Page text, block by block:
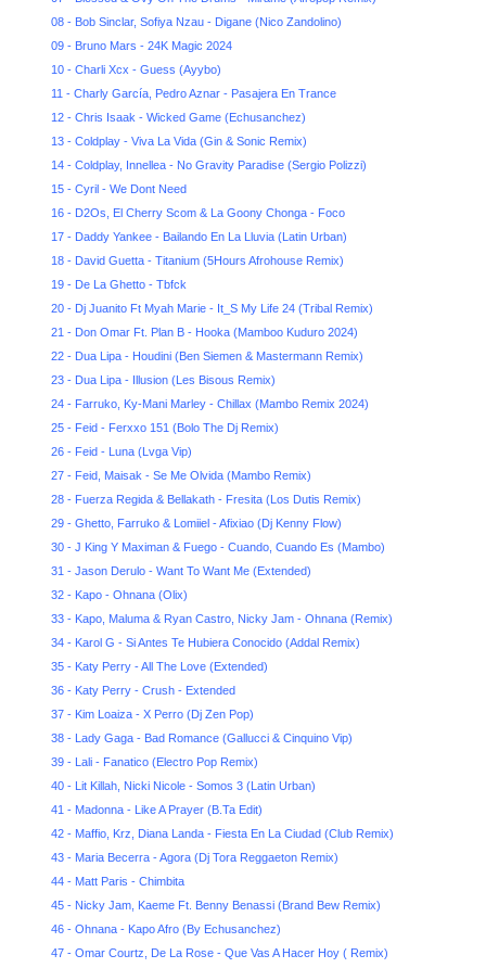
08 - Bob Sinclar, Sofiya Nzau - Digane (Nico Zandolino)
09 - Bruno Mars - 24K Magic 2024
10 - Charli Xcx - Guess (Ayybo)
11 - Charly García, Pedro Aznar - Pasajera En Trance
12 - Chris Isaak - Wicked Game (Echusanchez)
13 - Coldplay - Viva La Vida (Gin & Sonic Remix)
14 - Coldplay, Innellea - No Gravity Paradise (Sergio Polizzi)
15 - Cyril - We Dont Need
16 - D2Os, El Cherry Scom & La Goony Chonga - Foco
17 - Daddy Yankee - Bailando En La Lluvia (Latin Urban)
18 - David Guetta - Titanium (5Hours Afrohouse Remix)
19 - De La Ghetto - Tbfck
20 - Dj Juanito Ft Myah Marie - It_S My Life 24 (Tribal Remix)
21 - Don Omar Ft. Plan B - Hooka (Mamboo Kuduro 2024)
22 - Dua Lipa - Houdini (Ben Siemen & Mastermann Remix)
23 - Dua Lipa - Illusion (Les Bisous Remix)
24 - Farruko, Ky-Mani Marley - Chillax (Mambo Remix 2024)
25 - Feid - Ferxxo 151 (Bolo The Dj Remix)
26 - Feid - Luna (Lvga Vip)
27 - Feid, Maisak - Se Me Olvida (Mambo Remix)
28 - Fuerza Regida & Bellakath - Fresita (Los Dutis Remix)
29 - Ghetto, Farruko & Lomiiel - Afixiao (Dj Kenny Flow)
30 - J King Y Maximan & Fuego - Cuando, Cuando Es (Mambo)
31 - Jason Derulo - Want To Want Me (Extended)
32 - Kapo - Ohnana (Olix)
33 - Kapo, Maluma & Ryan Castro, Nicky Jam - Ohnana (Remix)
34 - Karol G - Si Antes Te Hubiera Conocido (Addal Remix)
35 - Katy Perry - All The Love (Extended)
36 - Katy Perry - Crush - Extended
37 - Kim Loaiza - X Perro (Dj Zen Pop)
38 - Lady Gaga - Bad Romance (Gallucci & Cinquino Vip)
39 - Lali - Fanatico (Electro Pop Remix)
40 - Lit Killah, Nicki Nicole - Somos 3 (Latin Urban)
41 - Madonna - Like A Prayer (B.Ta Edit)
42 - Maffio, Krz, Diana Landa - Fiesta En La Ciudad (Club Remix)
43 - Maria Becerra - Agora (Dj Tora Reggaeton Remix)
44 - Matt Paris - Chimbita
45 - Nicky Jam, Kaeme Ft. Benny Benassi (Brand Bew Remix)
46 - Ohnana - Kapo Afro (By Echusanchez)
47 - Omar Courtz, De La Rose - Que Vas A Hacer Hoy ( Remix)